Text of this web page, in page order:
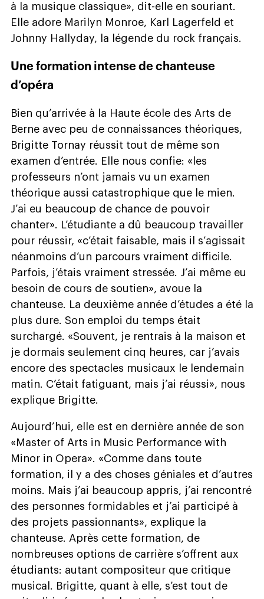
à la musique classique», dit-elle en souriant.
Elle adore Marilyn Monroe, Karl Lagerfeld et
Johnny Hallyday, la légende du rock français.
Une formation intense de chanteuse
d’opéra
Bien qu’arrivée à la Haute école des Arts de
Berne avec peu de connaissances théoriques,
Brigitte Tornay réussit tout de même son
examen d’entrée. Elle nous confie: «les
professeurs n’ont jamais vu un examen
théorique aussi catastrophique que le mien.
J’ai eu beaucoup de chance de pouvoir
chanter». L’étudiante a dû beaucoup travailler
pour réussir, «c’était faisable, mais il s’agissait
néanmoins d’un parcours vraiment difficile.
Parfois, j’étais vraiment stressée. J’ai même eu
besoin de cours de soutien», avoue la
chanteuse. La deuxième année d’études a été la
plus dure. Son emploi du temps était
surchargé. «Souvent, je rentrais à la maison et
je dormais seulement cinq heures, car j’avais
encore des spectacles musicaux le lendemain
matin. C’était fatiguant, mais j’ai réussi», nous
explique Brigitte.
Aujourd’hui, elle est en dernière année de son
«Master of Arts in Music Performance with
Minor in Opera». «Comme dans toute
formation, il y a des choses géniales et d’autres
moins. Mais j’ai beaucoup appris, j’ai rencontré
des personnes formidables et j’ai participé à
des projets passionnants», explique la
chanteuse. Après cette formation, de
nombreuses options de carrière s’offrent aux
étudiants: autant compositeur que critique
musical. Brigitte, quant à elle, s’est tout de